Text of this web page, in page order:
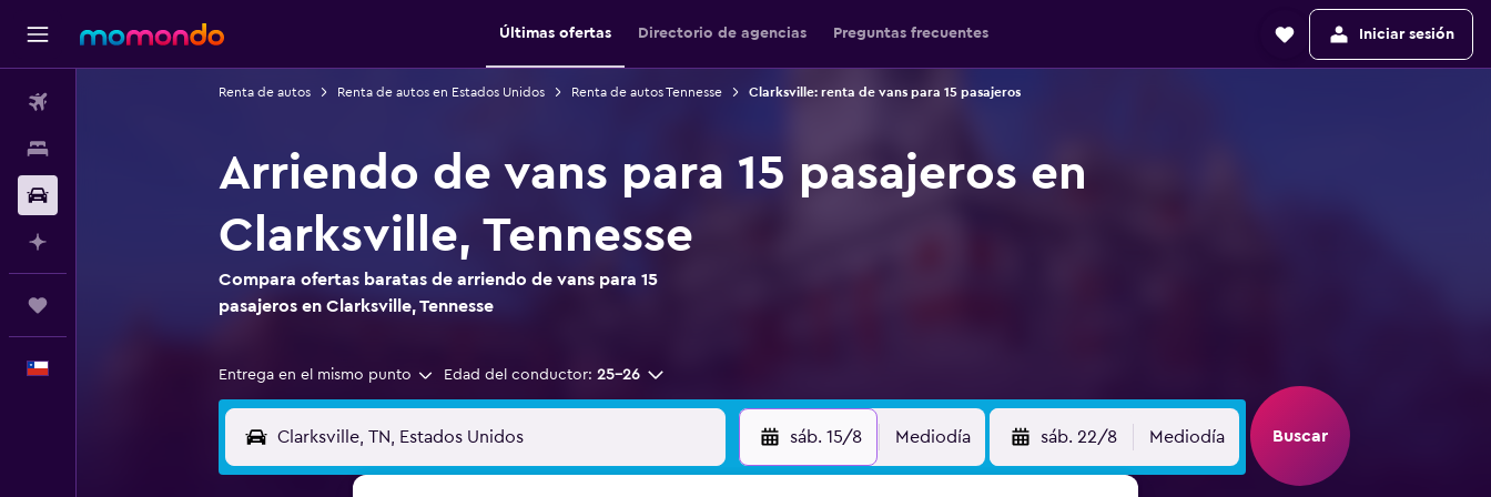
Últimas ofertas Directorio de agencias Preguntas frecuentes Iniciar sesión
Renta de autos Renta de autos en Estados Unidos Renta de autos Tennesse Clarksville: renta de vans para 15 pasajeros
Arriendo de vans para 15 pasajeros en
Clarksville, Tennesse
Compara ofertas baratas de arriendo de vans para 15
pasajeros en Clarksville, Tennesse
Entrega en el mismo punto Edad del conductor: 25-26
sáb. 15/8 Mediodía sáb. 22/8 Mediodía Buscar